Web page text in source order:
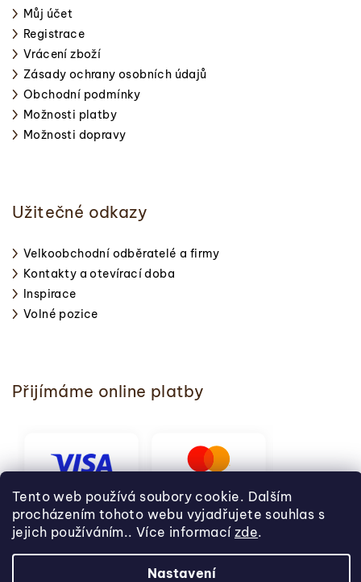
Tento web používá soubory cookie. Dalším
procházením tohoto webu vyjadřujete souhlas s
jejich používáním.. Více informací zde.
Nastavení
Můj účet
Registrace
Vrácení zboží
Zásady ochrany osobních údajů
Obchodní podmínky
Možnosti platby
Možnosti dopravy
Užitečné odkazy
Velkoobchodní odběratelé a firmy
Kontakty a otevírací doba
Inspirace
Volné pozice
Přijímáme online platby